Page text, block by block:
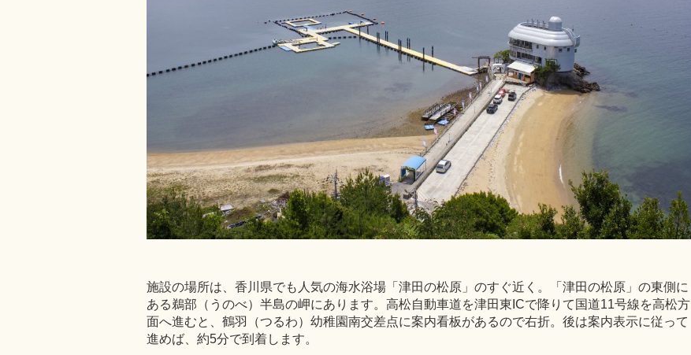
施設の場所は、香川県でも人気の海水浴場「津田の松原」のすぐ近く。「津田の松原」の東側に
ある鵜部（うのべ）半島の岬にあります。高松自動車道を津田東ICで降りて国道11号線を高松方
面へ進むと、鶴羽（つるわ）幼稚園南交差点に案内看板があるので右折。後は案内表示に従って
進めば、約5分で到着します。